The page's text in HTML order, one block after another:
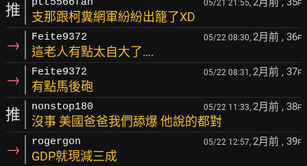
推 ptt5566fan 05/21 21:55, F
支那跟柯糞網軍紛紛出籠了XD
→ Feite9372 05/22 08:30, 2月前 , 36F
這老人有點太自大了….
→ Feite9372 05/22 08:31, 2月前 , 37F
有點馬後砲
推 nonstop180 05/22 11:33, 2月前 , 38F
沒事 美國爸爸我們舔爆 他說的都對
→ rogergon 05/22 12:57, 2月前 , 39F
GDP就現減三成